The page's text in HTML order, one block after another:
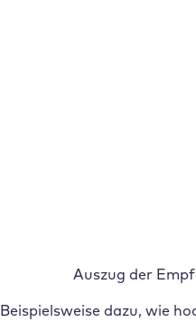
Auszug der
Beispielsweise dazu, wie